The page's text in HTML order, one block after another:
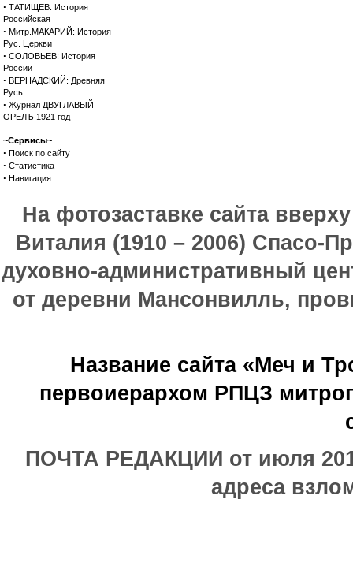
· ТАТИЩЕВ: История
Российская
· Митр.МАКАРИЙ: История
Рус. Церкви
· СОЛОВЬЕВ: История
России
· ВЕРНАДСКИЙ: Древняя
Русь
· Журнал ДВУГЛАВЫЙ
ОРЕЛЪ 1921 год
~Сервисы~
· Поиск по сайту
· Статистика
· Навигация
На фотозаставке сайта
Виталия (1910 – 2006) Спасо-
духовно-административный
от деревни Мансонвилль,
Название сайта «Меч и
первоиерархом РПЦЗ
ПОЧТА РЕДАКЦИИ от июля
адреса